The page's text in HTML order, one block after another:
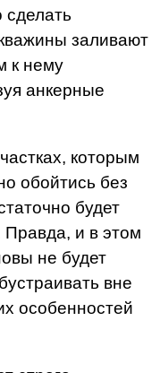
сделать
заливают
к нему
анкерные
которым
обойтись без
будет
Правда, и в этом
не будет
вне
особенностей